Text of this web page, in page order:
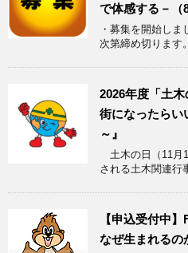
で体感する－（
・募集を開始し
次第締め切ります
2026年度「土
街になったらい
～』
土木の日（11月
される土木関連行
【申込受付中
なぜ生まれる